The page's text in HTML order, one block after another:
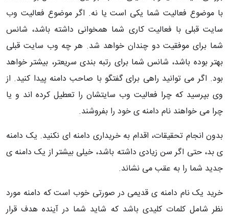
با موضوع فعالیت شما یکی است یا نه. اگر موضوع فعالیت وب
سایت قبلی با فعالیت کاری شما همخوانی داشته باشد، شانس
شما برای موفقیت دو چندان خواهد شد. هر چه وب سایت قبلی
بهتر بوده باشد، شانس شما برای رتبه بندی سریعتر، بیشتر خواهد
بود. اگر می توانید راهی برای گفتگو با صاحب دامنه پیدا کنید. از
وی بپرسید که چرا فعالیت وب سایتشان را تعطیل کرده اند و یا
چرا می خواهند نام دامنه ی خود را بفروشند.
بدون انجام تحقیقات، اقدام به خریداری دامنه ای نکنید. یک دامنه
ی بد، حتی اگر سن زیادی داشته باشد، خیلی بیشتر از یک دامنه ی
جدید شما را به عقب می نشاند.
خرید یک نام دامنه ی قدیمی در صورتی خوب است که دامنه مورد
نظر شامل کلمات کلیدی باشد که شاید شما در آینده هدف قرار